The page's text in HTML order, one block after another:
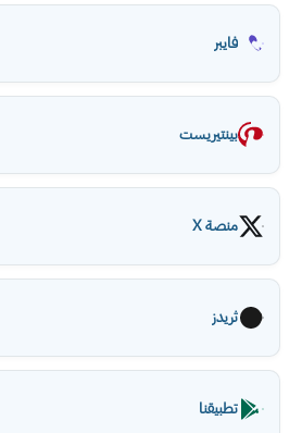
فايبر
بينتيريست
منصة X
ثريدز
تطبيقنا